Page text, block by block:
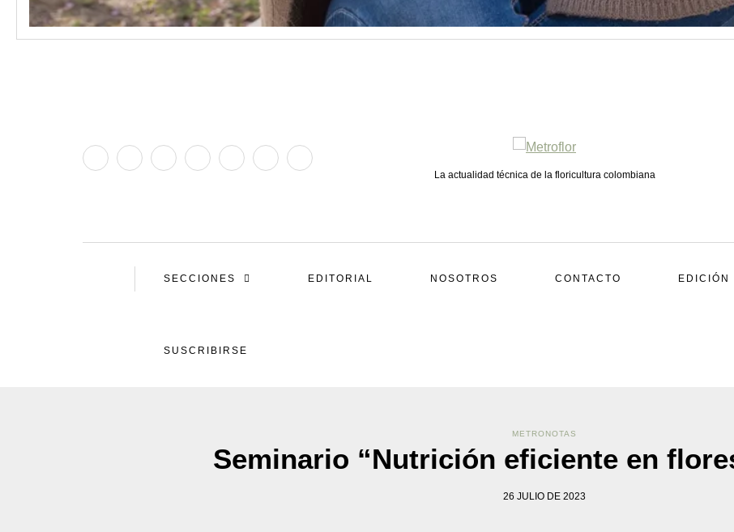
La actualidad técnica de la floricultura colombiana
SECCIONES EDITORIAL NOSOTROS CONTACTO EDICIÓN
SUSCRIBIRSE
METRONOTAS
Seminario “Nutrición eficiente en
26 JULIO DE 2023